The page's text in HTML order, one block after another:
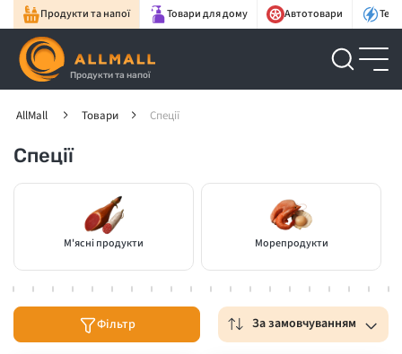
Продукти та напої Товари для дому Автотовари
Продукти та напої
AllMall Товари Спеції
Спеції
М'ясні продукти Морепродукти
Фільтр За замовчуванням